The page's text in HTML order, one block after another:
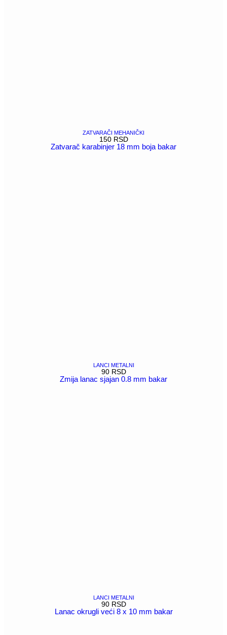
ZATVARAČI MEHANIČKI
150 RSD
Zatvarač karabinjer 18 mm boja bakar
LANCI METALNI
90 RSD
Zmija lanac sjajan 0.8 mm bakar
LANCI METALNI
90 RSD
Lanac okrugli veći 8 x 10 mm bakar